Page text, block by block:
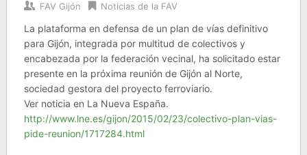
FAV Gijón Noticias de la FAV
La plataforma en defensa de un plan de vías definitivo
para Gijón, integrada por multitud de colectivos y
encabezada por la federación vecinal, ha solicitado estar
presente en la próxima reunión de Gijón al Norte,
sociedad gestora del proyecto ferroviario.
Ver noticia en La Nueva España.
http://www.lne.es/gijon/2015/02/23/colectivo-plan-vias-
pide-reunion/1717284.html